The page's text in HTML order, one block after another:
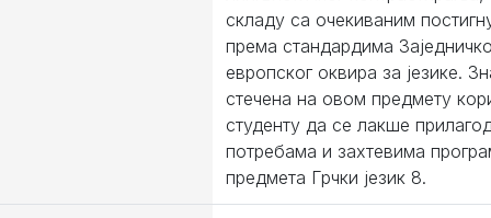
складу са очекиваним
према стандардима
европског оквира за језике.
стечена на овом предмету
студенту да се лакше
потребама и захтевима
предмета Грчки језик 8.